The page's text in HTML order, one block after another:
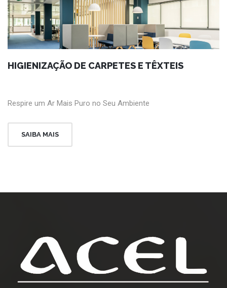
HIGIENIZAÇÃO DE CARPETES E TÊXTEIS
Respire um Ar Mais Puro no Seu Ambiente
SAIBA MAIS